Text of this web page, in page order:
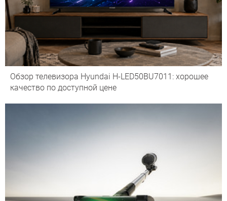
Обзор телевизора Hyundai H-LED50BU7011: хорошее
качество по доступной цене